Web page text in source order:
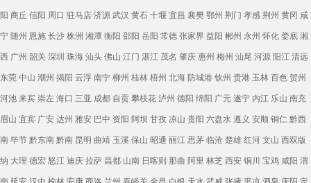
阳 商丘 信阳 周口 驻马店济源 武汉 黄石十堰宜昌 襄樊鄂州 荆门 孝感荆州 黄冈 咸
宁随州 恩施长沙株洲 湘潭衡阳 邵阳 岳阳 常德张家界 益阳 郴州 永州 怀化娄底湘
西 广州 韶关 深圳 珠海汕头佛山 江门 湛江 茂名 肇庆惠州 梅州 汕尾 河源 阳江 清远
东莞中山 潮州 揭阳 云浮南宁柳州 桂林梧州 北海防城港钦州 贵港 玉林百色贺州
河池来宾崇左海口 三亚 成都 自贡攀枝花泸州 德阳 绵阳 广元遂宁 内江 乐山 南充
眉山 宜宾 广安达州 雅安 巴中 资阳 阿坝 甘孜凉山 贵阳 六盘水 遵义 安顺铜仁 黔西
南毕节黔东南黔南 昆明 曲靖 玉溪保山 昭通 丽江 思茅临沧 楚雄红河文山 西双版
纳 大理 德宏怒江 迪庆拉萨 昌都 山南 日喀则 那曲 阿里 林芝西安铜川 宝鸡 咸阳 渭
南延安汉中 榆林 安康商洛 兰州 嘉峪关 金昌 白银 天水 武威张掖 平凉酒泉 庆阳 定